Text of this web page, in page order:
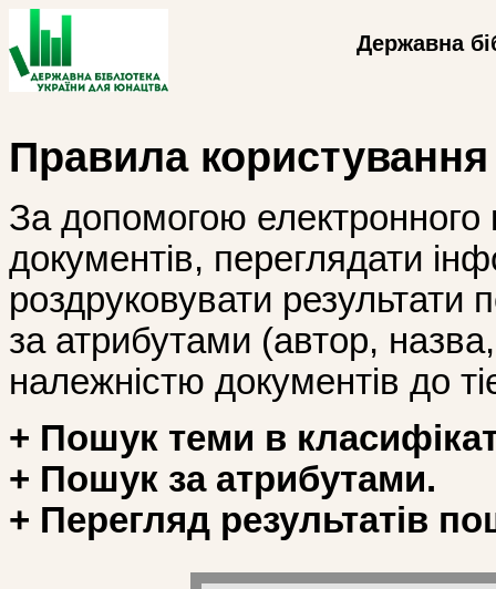
Державна
Правила
За допомогою
документів, переглядати
роздруковувати
за атрибутами (автор, назва,
належністю документів до
+ Пошук теми в
+ Пошук за атрибутами.
+ Перегляд результатів